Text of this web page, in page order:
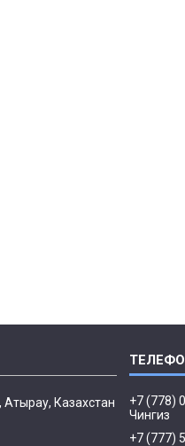
Казахстан
+7 (778)
Чингиз
+7 (777)